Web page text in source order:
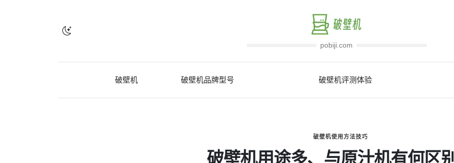
pobiji.com
破壁机 破壁机品牌型号 破壁机评测体验
破壁机使用方法技巧
破壁机用途多、与原汁机有何区别